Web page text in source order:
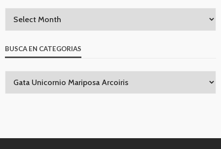
BUSCA EN CATEGORIAS